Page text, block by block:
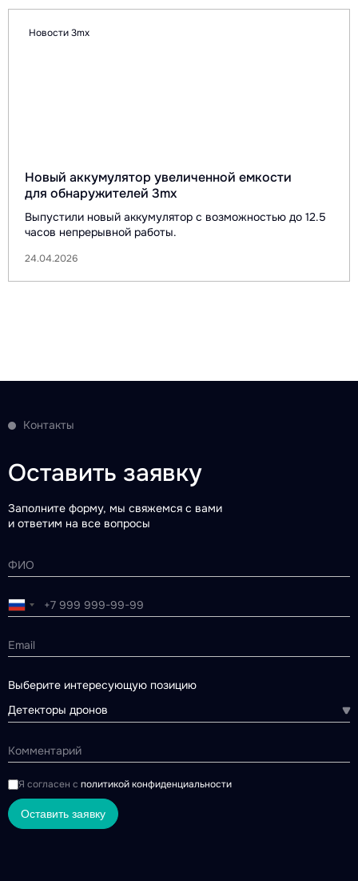
Новости 3mx
Новый аккумулятор увеличенной емкости
для обнаружителей 3mx
Выпустили новый аккумулятор с возможностью до 12.5
часов непрерывной работы.
24.04.2026
Контакты
Оставить заявку
Заполните форму, мы свяжемся с вами
и ответим на все вопросы
Выберите интересующую позицию
Детекторы дронов
Я согласен с политикой конфиденциальности
Оставить заявку